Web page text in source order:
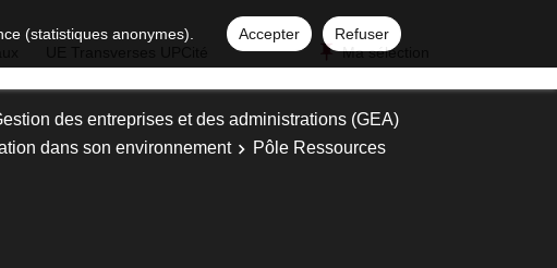
(statistiques anonymes). Accepter
Refuser
Ma sélection
des entreprises et des administrations (GEA)
dans son environnement
Pôle Ressources